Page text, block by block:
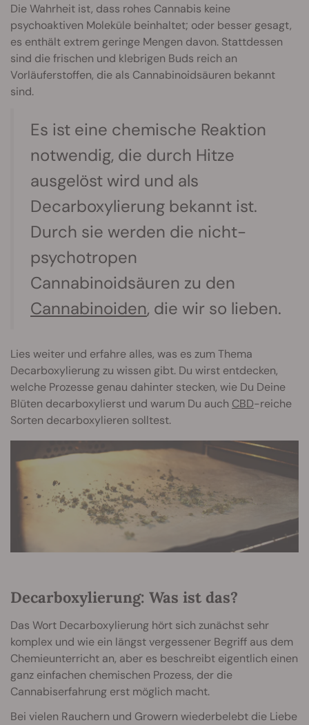
Die Wahrheit ist, dass rohes Cannabis keine
psychoaktiven Moleküle beinhaltet; oder besser gesagt,
es enthält extrem geringe Mengen davon. Stattdessen
sind die frischen und klebrigen Buds reich an
Vorläuferstoffen, die als Cannabinoidsäuren bekannt
sind.
Es ist eine chemische Reaktion
notwendig, die durch Hitze
ausgelöst wird und als
Decarboxylierung bekannt ist.
Durch sie werden die nicht-
psychotropen
Cannabinoidsäuren zu den
Cannabinoiden, die wir so lieben.
Lies weiter und erfahre alles, was es zum Thema
Decarboxylierung zu wissen gibt. Du wirst entdecken,
welche Prozesse genau dahinter stecken, wie Du Deine
Blüten decarboxylierst und warum Du auch CBD-reiche
Sorten decarboxylieren solltest.
Decarboxylierung: Was ist das?
Das Wort Decarboxylierung hört sich zunächst sehr
komplex und wie ein längst vergessener Begriff aus dem
Chemieunterricht an, aber es beschreibt eigentlich einen
ganz einfachen chemischen Prozess, der die
Cannabiserfahrung erst möglich macht.
Bei vielen Rauchern und Growern wiederbelebt die Liebe